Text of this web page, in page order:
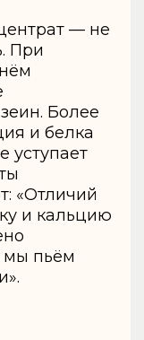
— не
При
Более
и белка
уступает
«Отличий
и кальцию
мы пьём